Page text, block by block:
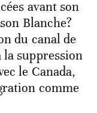
avant son
Blanche?
du canal de
la suppression
le Canada,
comme